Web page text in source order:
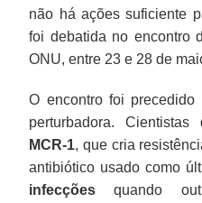
não há ações suficiente
foi debatida no encontro
ONU, entre 23 e 28 de
O encontro foi
perturbadora.
MCR-1, que cria
antibiótico usado como
infecções quando